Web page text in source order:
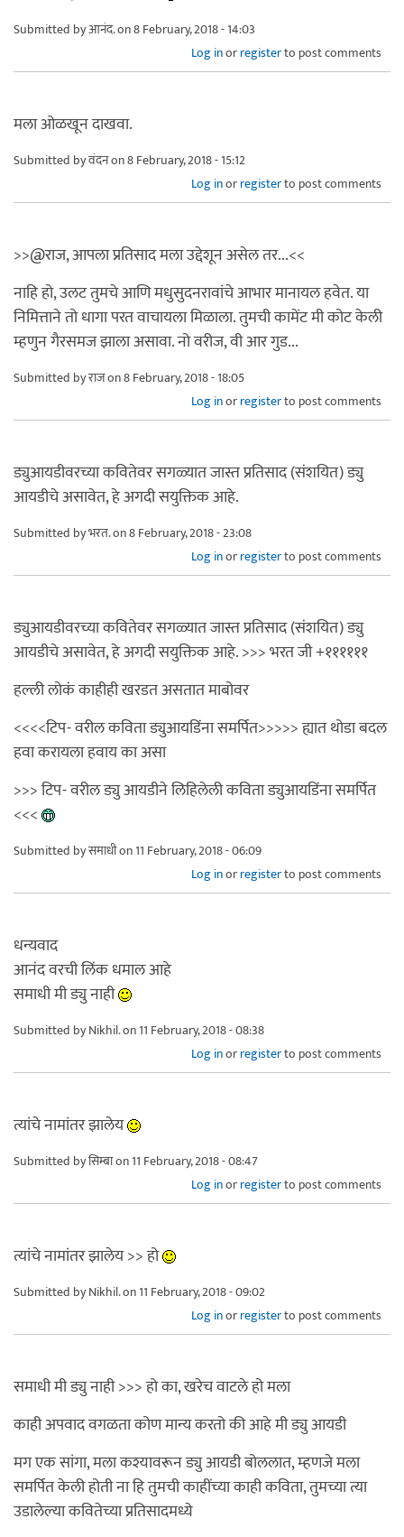
Submitted byआनंद.on 8 February, 2018 - 14:03
Log inorregisterto post comments
मला ओळखून दाखवा.
Submitted byवंदनon 8 February, 2018 - 15:12
Log inorregisterto post comments
>>@राज, आपला प्रतिसाद मला उद्देशून असेल तर...<<
नाहि हो, उलट तुमचे आणि मधुसुदनरावांचे आभार मानायल हवेत. या
निमित्ताने तो धागा परत वाचायला मिळाला. तुमची कामेंट मी कोट केली
म्हणुन गैरसमज झाला असावा. नो वरीज, वी आर गुड...
Submitted byराजon 8 February, 2018 - 18:05
Log inorregisterto post comments
ड्युआयडीवरच्या कवितेवर सगळ्यात जास्त प्रतिसाद (संशयित) ड्यु
आयडीचे असावेत, हे अगदी सयुक्तिक आहे.
Submitted byभरत.on 8 February, 2018 - 23:08
Log inorregisterto post comments
ड्युआयडीवरच्या कवितेवर सगळ्यात जास्त प्रतिसाद (संशयित) ड्यु
आयडीचे असावेत, हे अगदी सयुक्तिक आहे. >>> भरत जी +११११११
हल्ली लोकं काहीही खरडत असतात माबोवर
<<<<टिप- वरील कविता ड्युआयडिंना समर्पित>>>>> ह्यात थोडा बदल
हवा करायला हवाय का असा
>>> टिप- वरील ड्यु आयडीने लिहिलेली कविता ड्युआयडिंना समर्पित
<<<
Submitted byसमाधीon 11 February, 2018 - 06:09
Log inorregisterto post comments
धन्यवाद
आनंद वरची लिंक धमाल आहे
समाधी मी ड्यु नाही
Submitted byNikhil.on 11 February, 2018 - 08:38
Log inorregisterto post comments
त्यांचे नामांतर झालेय
Submitted byसिम्बाon 11 February, 2018 - 08:47
Log inorregisterto post comments
त्यांचे नामांतर झालेय >> हो
Submitted byNikhil.on 11 February, 2018 - 09:02
Log inorregisterto post comments
समाधी मी ड्यु नाही >>> हो का, खरेच वाटले हो मला
काही अपवाद वगळता कोण मान्य करतो की आहे मी ड्यु आयडी
मग एक सांगा, मला कश्यावरून ड्यु आयडी बोललात, म्हणजे मला
समर्पित केली होती ना हि तुमची काहींच्या काही कविता, तुमच्या त्या
उडालेल्या कवितेच्या प्रतिसादमध्ये